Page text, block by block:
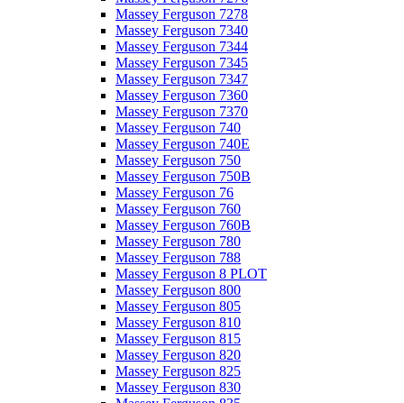
Massey Ferguson 7278
Massey Ferguson 7340
Massey Ferguson 7344
Massey Ferguson 7345
Massey Ferguson 7347
Massey Ferguson 7360
Massey Ferguson 7370
Massey Ferguson 740
Massey Ferguson 740E
Massey Ferguson 750
Massey Ferguson 750B
Massey Ferguson 76
Massey Ferguson 760
Massey Ferguson 760B
Massey Ferguson 780
Massey Ferguson 788
Massey Ferguson 8 PLOT
Massey Ferguson 800
Massey Ferguson 805
Massey Ferguson 810
Massey Ferguson 815
Massey Ferguson 820
Massey Ferguson 825
Massey Ferguson 830